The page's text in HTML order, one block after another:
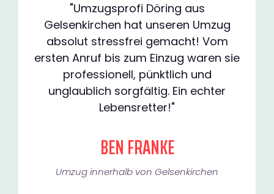
"Umzugsprofi Döring aus
Gelsenkirchen hat unseren Umzug
absolut stressfrei gemacht! Vom
ersten Anruf bis zum Einzug waren sie
professionell, pünktlich und
unglaublich sorgfältig. Ein echter
Lebensretter!"
BEN FRANKE
Umzug innerhalb von Gelsenkirchen​